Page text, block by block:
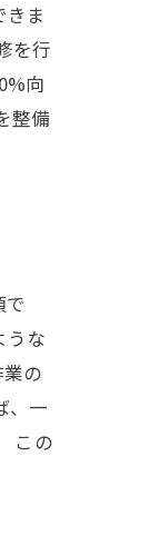
ま
を行
向
整備
うな
の
、一
この